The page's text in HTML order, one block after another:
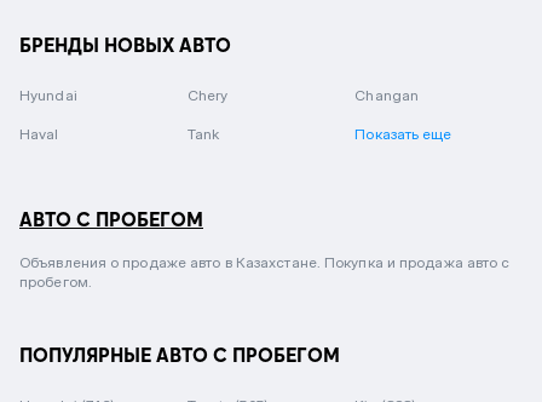
БРЕНДЫ НОВЫХ АВТО
Hyundai Chery Changan
Haval Tank Показать еще
АВТО С ПРОБЕГОМ
Объявления о продаже авто в Казахстане. Покупка и продажа авто с
пробегом.
ПОПУЛЯРНЫЕ АВТО С ПРОБЕГОМ